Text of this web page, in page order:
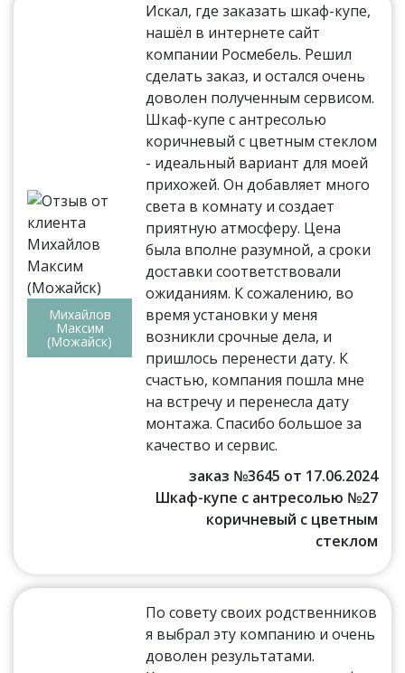
Михайлов
Максим
(Можайск)
Искал, где заказать шкаф-купе,
нашёл в интернете сайт
компании Росмебель. Решил
сделать заказ, и остался очень
доволен полученным сервисом.
Шкаф-купе с антресолью
коричневый с цветным стеклом
- идеальный вариант для моей
прихожей. Он добавляет много
света в комнату и создает
приятную атмосферу. Цена
была вполне разумной, а сроки
доставки соответствовали
ожиданиям. К сожалению, во
время установки у меня
возникли срочные дела, и
пришлось перенести дату. К
счастью, компания пошла мне
на встречу и перенесла дату
монтажа. Спасибо большое за
качество и сервис.
заказ №3645 от 17.06.2024
Шкаф-купе с антресолью №27
коричневый с цветным
стеклом
По совету своих родственников
я выбрал эту компанию и очень
доволен результатами.